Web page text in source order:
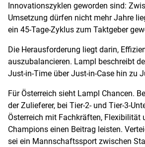
Innovationszyklen geworden sind:
Umsetzung dürfen nicht mehr Jahre
ein 45-Tage-Zyklus zum Taktgeber
Die Herausforderung liegt darin,
auszubalancieren. Lampl beschreibt
Just-in-Time über Just-in-Case hin zu
Für Österreich sieht Lampl Chancen.
der Zulieferer, bei Tier-2- und Tier-3-
Österreich mit Fachkräften, Flexibilität
Champions einen Beitrag leisten.
sei ein Mannschaftssport zwischen